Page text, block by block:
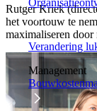
Verandering
Management
Rutger Kriek
het voortouw te
maximaliseren door